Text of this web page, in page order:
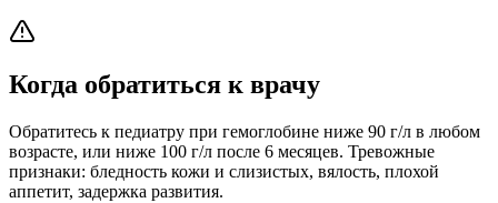
Когда обратиться к врачу
Обратитесь к педиатру при гемоглобине ниже 90 г/л в любом
возрасте, или ниже 100 г/л после 6 месяцев. Тревожные
признаки: бледность кожи и слизистых, вялость, плохой
аппетит, задержка развития.